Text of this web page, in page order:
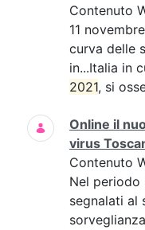
Contenuto
11 novembre
curva delle
in...Italia in
2021, si
Online il
virus
Contenuto
Nel periodo
segnalati al